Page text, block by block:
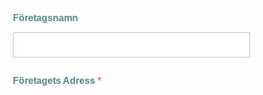
Företagsnamn
Företagets Adress *